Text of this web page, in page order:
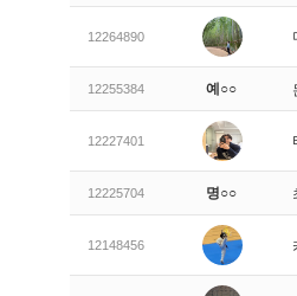
12264890
12255384 예○○
12227401
12225704 명○○
12148456